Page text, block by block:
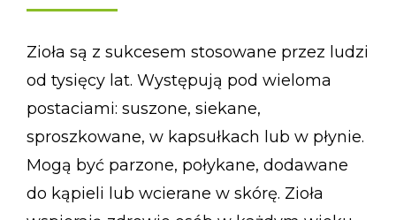
Zioła są z sukcesem stosowane przez ludzi
od tysięcy lat. Występują pod wieloma
postaciami: suszone, siekane,
sproszkowane, w kapsułkach lub w płynie.
Mogą być parzone, połykane, dodawane
do kąpieli lub wcierane w skórę. Zioła